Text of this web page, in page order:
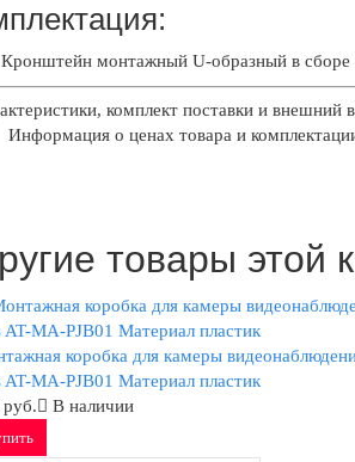
Кронштейн монтажный U-образный в сборе
комплект поставки и внешний
Информация о ценах товара и
товары этой
коробка для камеры
AT-MA-PJB01 Материал пластик
руб.
В наличии